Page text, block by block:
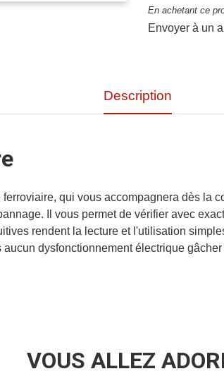
En achetant ce
Envoyer à un
Description
qui vous accompagnera dès la
Il vous permet de vérifier avec
rendent la lecture et l'utilisation
dysfonctionnement électrique
VOUS ALLEZ